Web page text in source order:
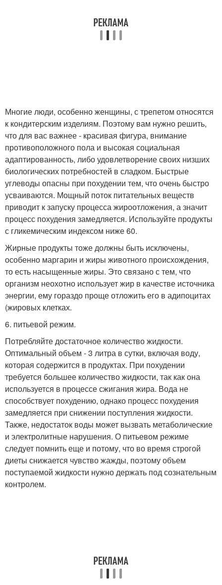
Многие люди, особенно женщины, с трепетом относятся
к кондитерским изделиям. Поэтому вам нужно решить,
что для вас важнее - красивая фигура, внимание
противоположного пола и высокая социальная
адаптированность, либо удовлетворение своих низших
биологических потребностей в сладком. Быстрые
углеводы опасны при похудении тем, что очень быстро
усваиваются. Мощный поток питательных веществ
приводит к запуску процесса жироотложения, а значит
процесс похудения замедляется. Используйте продукты
с гликемическим индексом ниже 60.
Жирные продукты тоже должны быть исключены,
особенно маргарин и жиры животного происхождения,
то есть насыщенные жиры. Это связано с тем, что
организм неохотно использует жир в качестве источника
энергии, ему гораздо проще отложить его в адипоцитах
(жировых клетках.
6. питьевой режим.
Потребляйте достаточное количество жидкости.
Оптимальный объем - 3 литра в сутки, включая воду,
которая содержится в продуктах. При похудении
требуется большее количество жидкости, так как она
используется в процессе сжигания жира. Вода не
способствует похудению, однако процесс похудения
замедляется при снижении поступления жидкости.
Также, недостаток воды может вызвать метаболические
и электролитные нарушения. О питьевом режиме
следует помнить еще и потому, что во время строгой
диеты снижается чувство жажды, поэтому объем
поступаемой жидкости нужно держать под сознательным
контролем.